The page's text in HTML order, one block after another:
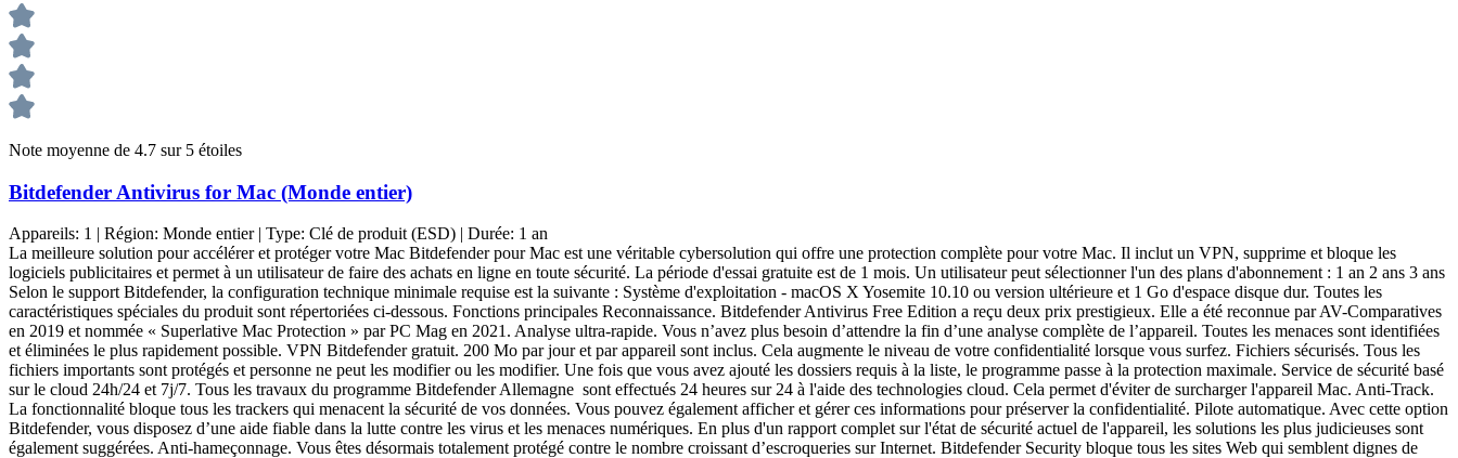
Note moyenne de 4.7 sur 5 étoiles
Bitdefender Antivirus for Mac (Monde entier)
Appareils: 1 | Région: Monde entier | Type: Clé de produit (ESD) | Durée: 1 an
La meilleure solution pour accélérer et protéger votre Mac Bitdefender pour Mac est une véritable cybersolution qui offre une protection complète pour votre Mac. Il inclut un VPN, supprime et bloque les
logiciels publicitaires et permet à un utilisateur de faire des achats en ligne en toute sécurité. La période d'essai gratuite est de 1 mois. Un utilisateur peut sélectionner l'un des plans d'abonnement : 1 an 2 ans 3 ans
Selon le support Bitdefender, la configuration technique minimale requise est la suivante : Système d'exploitation - macOS X Yosemite 10.10 ou version ultérieure et 1 Go d'espace disque dur. Toutes les
caractéristiques spéciales du produit sont répertoriées ci-dessous. Fonctions principales Reconnaissance. Bitdefender Antivirus Free Edition a reçu deux prix prestigieux. Elle a été reconnue par AV-Comparatives
en 2019 et nommée « Superlative Mac Protection » par PC Mag en 2021. Analyse ultra-rapide. Vous n’avez plus besoin d’attendre la fin d’une analyse complète de l’appareil. Toutes les menaces sont identifiées
et éliminées le plus rapidement possible. VPN Bitdefender gratuit. 200 Mo par jour et par appareil sont inclus. Cela augmente le niveau de votre confidentialité lorsque vous surfez. Fichiers sécurisés. Tous les
fichiers importants sont protégés et personne ne peut les modifier ou les modifier. Une fois que vous avez ajouté les dossiers requis à la liste, le programme passe à la protection maximale. Service de sécurité basé
sur le cloud 24h/24 et 7j/7. Tous les travaux du programme Bitdefender Allemagne sont effectués 24 heures sur 24 à l'aide des technologies cloud. Cela permet d'éviter de surcharger l'appareil Mac. Anti-Track.
La fonctionnalité bloque tous les trackers qui menacent la sécurité de vos données. Vous pouvez également afficher et gérer ces informations pour préserver la confidentialité. Pilote automatique. Avec cette option
Bitdefender, vous disposez d’une aide fiable dans la lutte contre les virus et les menaces numériques. En plus d'un rapport complet sur l'état de sécurité actuel de l'appareil, les solutions les plus judicieuses sont
également suggérées. Anti-hameçonnage. Vous êtes désormais totalement protégé contre le nombre croissant d’escroqueries sur Internet. Bitdefender Security bloque tous les sites Web qui semblent dignes de